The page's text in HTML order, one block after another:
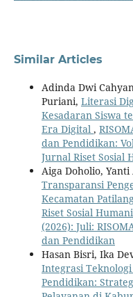
Similar Articles
Adinda Dwi
Puriani, Literasi
Kesadaran Siswa
Era Digital ,
dan Pendidikan:
Jurnal Riset Sosial
Aiga Doholio,
Transparansi
Kecamatan
Riset Sosial
(2026): Juli:
dan Pendidikan
Hasan Bisri, Ika
Integrasi
Pendidikan: